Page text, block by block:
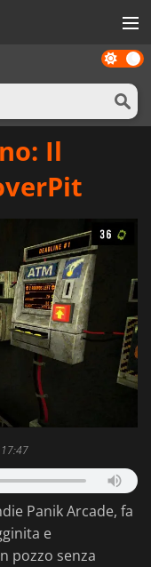
Dark
mode
Il
Panik Arcade, fa
e
pozzo senza